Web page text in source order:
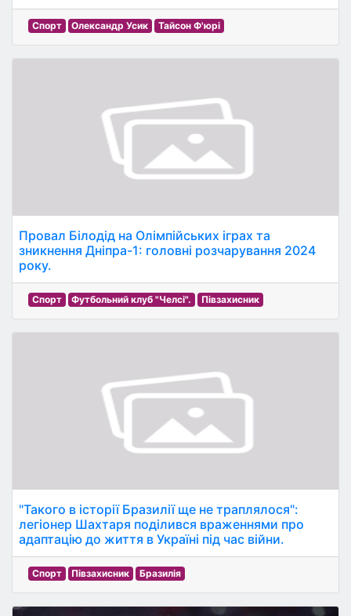
Спорт Олександр Усик Тайсон Ф'юрі
Провал Білодід на Олімпійських іграх та
зникнення Дніпра-1: головні розчарування 2024
року.
Спорт Футбольний клуб "Челсі". Півзахисник
"Такого в історії Бразилії ще не траплялося":
легіонер Шахтаря поділився враженнями про
адаптацію до життя в Україні під час війни.
Спорт Півзахисник Бразилія